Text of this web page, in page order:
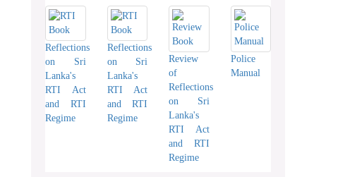
Reflections
on Sri
Lanka's
RTI Act
and RTI
Regime
Reflections
on Sri
Lanka's
RTI Act
and RTI
Regime
Review
of
Reflections
on Sri
Lanka's
RTI Act
and RTI
Regime
Police
Manual